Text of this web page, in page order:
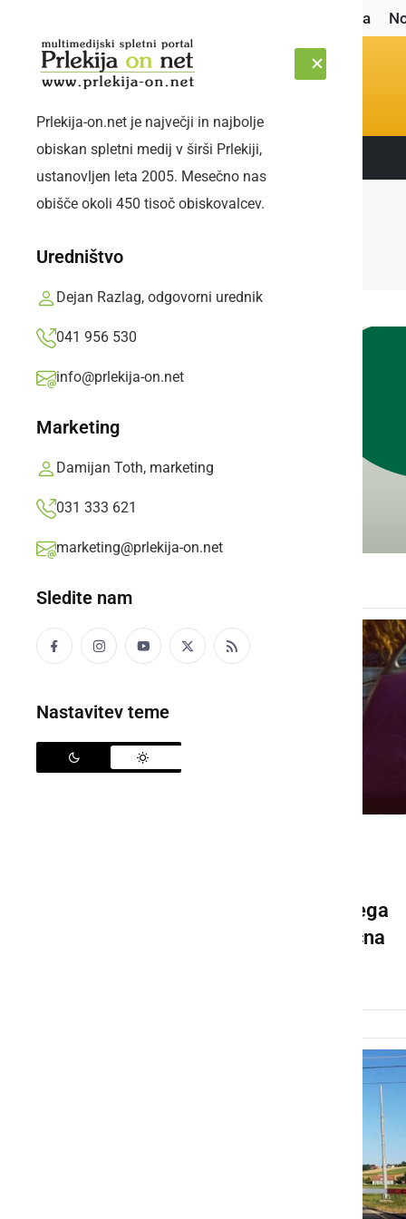
Naslovnica
ČETRTEK, 6. AVGUST 2026 Sledite nam:
Prlekija-on.net je največji in najbolje
obiskan spletni medij v širši Prlekiji,
ustanovljen leta 2005. Mesečno nas
obišče okoli 450 tisoč obiskovalcev.
Uredništvo
Dejan Razlag, odgovorni urednik
041 956 530
info@prlekija-on.net
Marketing
Damijan Toth, marketing
031 333 621
marketing@prlekija-on.net
Sledite nam
Nastavitev teme
medkrajevnega avtobusnega
prevoza potnikov brezplačna